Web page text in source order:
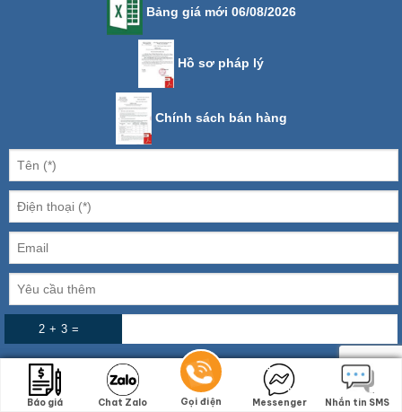
Bảng giá mới 06/08/2026
Hồ sơ pháp lý
Chính sách bán hàng
2 + 3 =
Báo giá Chat Zalo Gọi điện Messenger Nhắn tin SMS
Báo giá Chat Zalo Gọi điện Messenger Nhắn tin SMS